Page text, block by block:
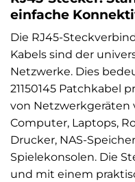
einfache
Die RJ45-
Kabels sind der
Netzwerke. Dies
21150145 Patchkabel
von
Computer, Laptops,
Drucker, NAS-
Spielekonsolen. Die
und mit einem